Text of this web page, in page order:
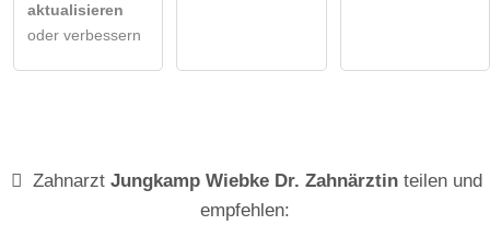
aktualisieren
oder verbessern
ZahnarztJungkamp Wiebke Dr. Zahnärztin teilen und
empfehlen: